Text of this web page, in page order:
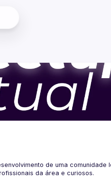
de uma comunidade